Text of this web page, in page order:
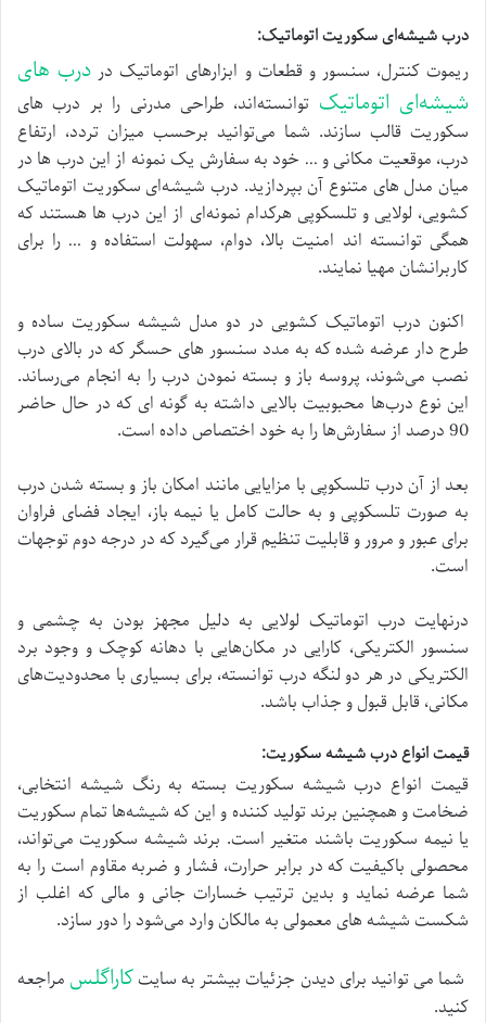
درب شیشه‌ای سکوریت اتوماتیک:
ریموت کنترل، سنسور و قطعات و ابزارهای اتوماتیک در درب‌ های
شیشه‌ای اتوماتیک توانسته‌اند، طراحی مدرنی را بر درب‌ های
سکوریت قالب سازند. شما می‌توانید برحسب میزان تردد، ارتفاع
درب، موقعیت مکانی و … خود به سفارش یک نمونه از این درب‌ ها در
میان مدل‌ های متنوع آن بپردازید. درب شیشه‌ای سکوریت اتوماتیک
کشویی، لولایی و تلسکوپی هرکدام نمونه‌ای از این درب‌ ها هستند که
همگی توانسته‌ اند امنیت بالا، دوام، سهولت استفاده و … را برای
کاربرانشان مهیا نمایند.
اکنون درب اتوماتیک کشویی در دو مدل شیشه سکوریت ساده و
طرح دار عرضه‌ شده که به مدد سنسور های حسگر که در بالای درب
نصب می‌شوند، پروسه باز و بسته نمودن درب را به انجام می‌رساند.
این نوع درب‌ها محبوبیت بالایی داشته به‌ گونه‌ ای که در حال حاضر
90 درصد از سفارش‌ها را به خود اختصاص داده است.
بعد از آن درب تلسکوپی با مزایایی مانند امکان باز و بسته شدن درب
به‌ صورت تلسکوپی و به حالت کامل یا نیمه‌ باز، ایجاد فضای فراوان
برای عبور و مرور و قابلیت تنظیم قرار می‌گیرد که در درجه دوم توجهات
است.
درنهایت درب اتوماتیک لولایی به دلیل مجهز بودن به چشمی و
سنسور الکتریکی، کارایی در مکان‌هایی با دهانه کوچک و وجود برد
الکتریکی در هر دو لنگه درب توانسته، برای بسیاری با محدودیت‌های
مکانی، قابل‌ قبول و جذاب باشد.
قیمت انواع درب شیشه سکوریت:
قیمت انواع درب شیشه سکوریت بسته به رنگ شیشه انتخابی،
ضخامت و همچنین برند تولید کننده و این‌ که شیشه‌ها تمام سکوریت
یا نیمه سکوریت باشند متغیر است. برند شیشه سکوریت می‌تواند،
محصولی باکیفیت که در برابر حرارت، فشار و ضربه مقاوم است را به
شما عرضه نماید و بدین ترتیب خسارات جانی و مالی که اغلب از
شکست شیشه‌ های معمولی به مالکان وارد می‌شود را دور سازد.
شما می توانید برای دیدن جزئیات بیشتر به سایتکاراگلس مراجعه
کنید.